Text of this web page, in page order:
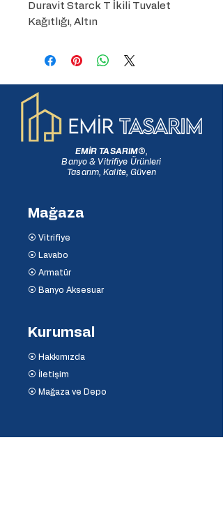
Duravit Starck T İkili Tuvalet
Kağıtlığı, Altın
EMİR TASARIM®,
Banyo & Vitrifiye Ürünleri
Tasarım, Kalite, Güven
Mağaza
⦿ Vitrifiye
⦿ Lavabo
⦿ Armatür
⦿ Banyo Aksesuar
Kurumsal
⦿ Hakkımızda
⦿ İletişim
⦿ Mağaza ve Depo